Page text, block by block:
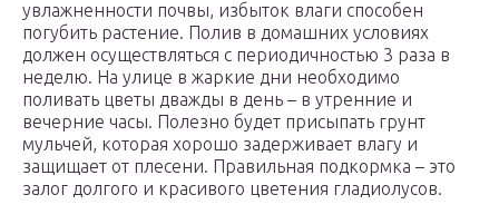
увлажненности почвы, избыток влаги способен
погубить растение. Полив в домашних условиях
должен осуществляться с периодичностью 3 раза в
неделю. На улице в жаркие дни необходимо
поливать цветы дважды в день – в утренние и
вечерние часы. Полезно будет присыпать грунт
мульчей, которая хорошо задерживает влагу и
защищает от плесени. Правильная подкормка – это
залог долгого и красивого цветения гладиолусов.